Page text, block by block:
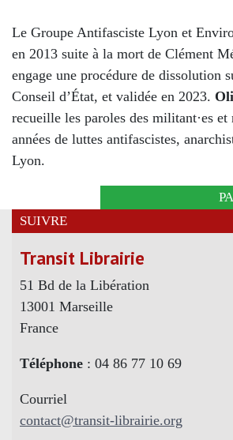
Le Groupe Antifasciste Lyon et
en 2013 suite à la mort de Clément
engage une procédure de dissolution
Conseil d’État, et validée en 2023.
recueille les paroles des militant·es et
années de luttes antifascistes,
Lyon.
SUIVRE
Transit Librairie
51 Bd de la Libération
13001 Marseille
France
Téléphone : 04 86 77 10 69
Courriel
contact@transit-librairie.org